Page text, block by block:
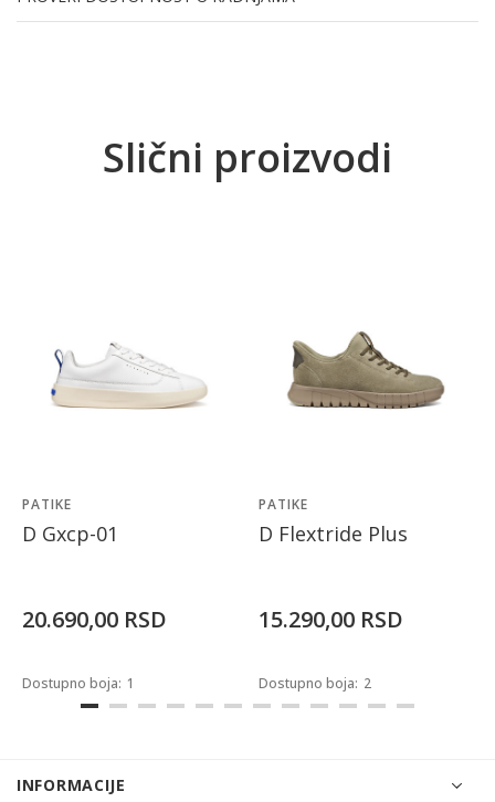
Slični proizvodi
PATIKE
D Gxcp-01
20.690,00 RSD
Dostupno boja: 1
PATIKE
D Flextride Plus
15.290,00 RSD
Dostupno boja: 2
INFORMACIJE